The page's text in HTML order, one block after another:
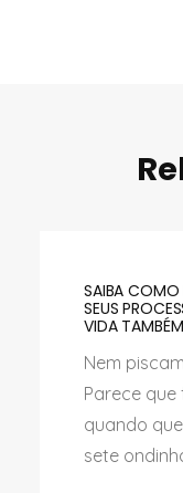
SAIBA COMO
SEUS
VIDA
Nem
Parece
quando
sete